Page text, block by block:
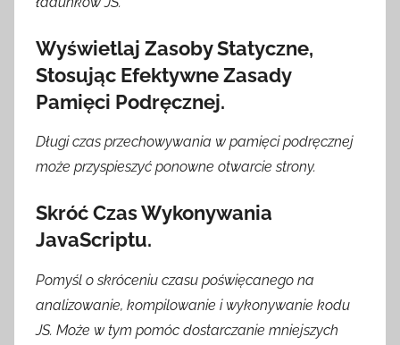
Wyświetlaj Zasoby Statyczne,
Stosując Efektywne Zasady
Pamięci Podręcznej.
Długi czas przechowywania w pamięci podręcznej
może przyspieszyć ponowne otwarcie strony.
Skróć Czas Wykonywania
JavaScriptu.
Pomyśl o skróceniu czasu poświęcanego na
analizowanie, kompilowanie i wykonywanie kodu
JS. Może w tym pomóc dostarczanie mniejszych